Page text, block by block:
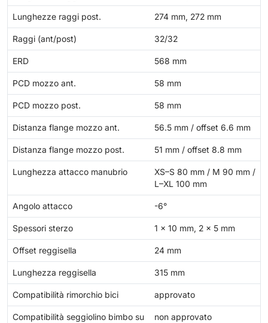
Lunghezze raggi post. 274 mm, 272 mm
Raggi (ant/post) 32/32
ERD 568 mm
PCD mozzo ant. 58 mm
PCD mozzo post. 58 mm
Distanza flange mozzo ant. 56.5 mm / offset 6.6 mm
Distanza flange mozzo post. 51 mm / offset 8.8 mm
Lunghezza attacco manubrio
XS–S 80 mm / M 90 mm /
L–XL 100 mm
Angolo attacco -6°
Spessori sterzo 1 × 10 mm, 2 × 5 mm
Offset reggisella 24 mm
Lunghezza reggisella 315 mm
Compatibilità rimorchio bici approvato
Compatibilità seggiolino bimbo su
non approvato